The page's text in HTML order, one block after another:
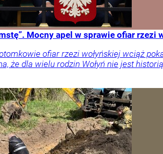
Mocny apel w sprawie ofiar rzezi
ofiar rzezi wołyńskiej wciąż
że dla wielu rodzin Wołyń nie jest